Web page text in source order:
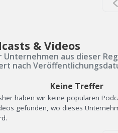
& Videos
Unternehmen aus dieser
nach
Keine Treffer
haben wir keine populären
gefunden, wo dieses